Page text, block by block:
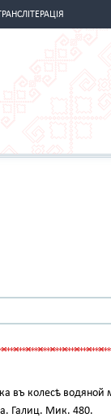
въ колесѣ
Галиц. Мик. 480.